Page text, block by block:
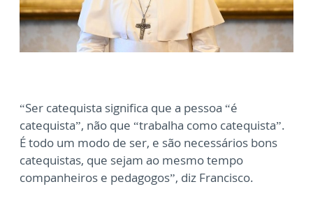
“Ser catequista significa que a pessoa “é
catequista”, não que “trabalha como catequista”.
É todo um modo de ser, e são necessários bons
catequistas, que sejam ao mesmo tempo
companheiros e pedagogos”, diz Francisco.